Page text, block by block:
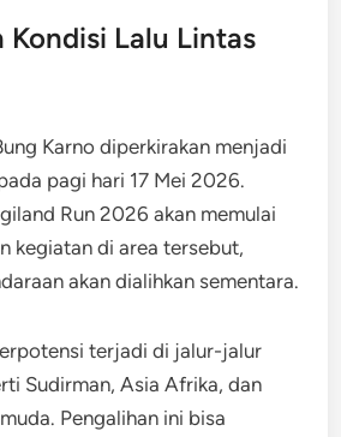
Kondisi Lalu Lintas
Karno diperkirakan menjadi
pagi hari 17 Mei 2026.
Run 2026 akan memulai
kegiatan di area tersebut,
akan dialihkan sementara.
terjadi di jalur-jalur
Sudirman, Asia Afrika, dan
Pengalihan ini bisa